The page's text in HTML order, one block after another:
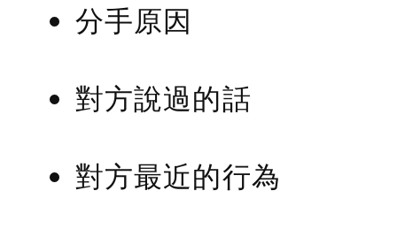
分手原因
對方說過的話
對方最近的行為